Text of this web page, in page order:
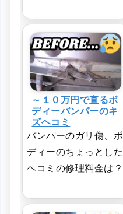
～１０万円で直るボ
ディーバンパーのキ
ズヘコミ
バンパーのガリ傷、ボ
ディーのちょっとした
ヘコミの修理料金は？